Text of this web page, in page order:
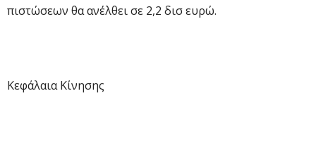
πιστώσεων θα ανέλθει σε 2,2 δισ ευρώ.
Κεφάλαια Κίνησης